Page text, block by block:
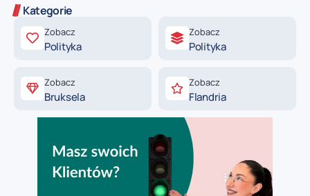
Kategorie
Zobacz
Polityka
Zobacz
Polityka
Zobacz
Bruksela
Zobacz
Flandria